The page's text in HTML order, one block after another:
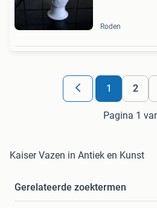
Roden
1 2
Pagina 1
Kaiser Vazen in Antiek en Kunst
Gerelateerde zoektermen